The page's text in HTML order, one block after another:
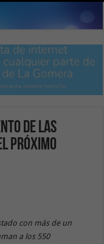
de las
próximo
con más de un
a los 550